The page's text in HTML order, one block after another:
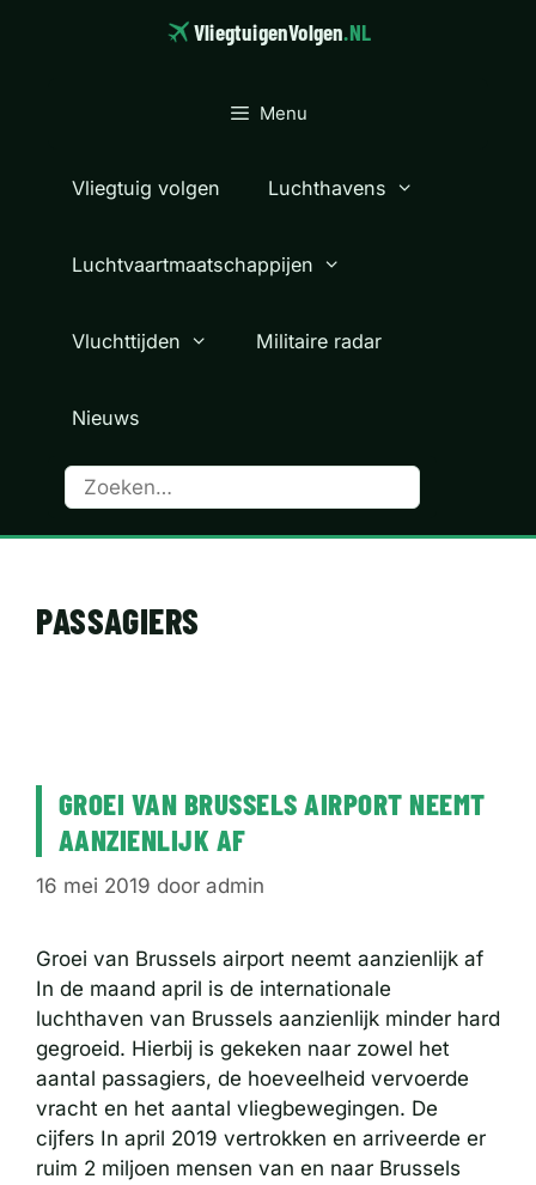
VliegtuigenVolgen.NL
Menu
Vliegtuig volgen Luchthavens
Luchtvaartmaatschappijen
Vluchttijden Militaire radar
Nieuws
PASSAGIERS
GROEI VAN BRUSSELS AIRPORT NEEMT
AANZIENLIJK AF
16 mei 2019 door admin
Groei van Brussels airport neemt aanzienlijk af
In de maand april is de internationale
luchthaven van Brussels aanzienlijk minder hard
gegroeid. Hierbij is gekeken naar zowel het
aantal passagiers, de hoeveelheid vervoerde
vracht en het aantal vliegbewegingen. De
cijfers In april 2019 vertrokken en arriveerde er
ruim 2 miljoen mensen van en naar Brussels